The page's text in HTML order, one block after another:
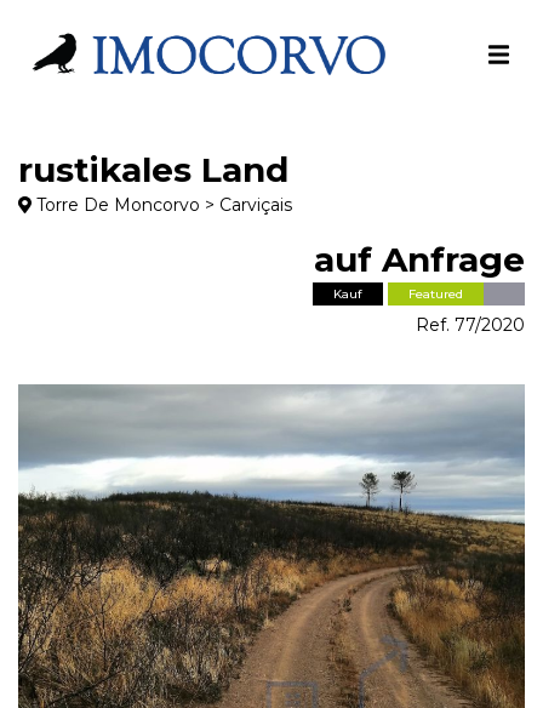
rustikales Land
Torre De Moncorvo > Carviçais
auf Anfrage
Kauf Featured
Ref. 77/2020